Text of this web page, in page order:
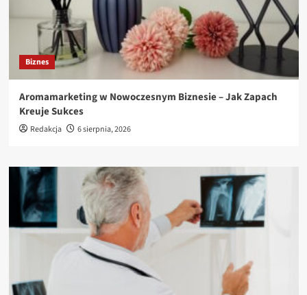
Biznes
Aromamarketing w Nowoczesnym Biznesie – Jak Zapach
Kreuje Sukces
Redakcja 6 sierpnia, 2026